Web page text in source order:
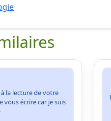
la lecture de votre
vous écrire car je suis